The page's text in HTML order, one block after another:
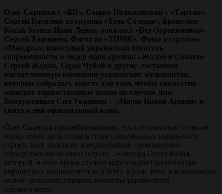
Олег Скрипка с «ВВ», Сашко Положинский с «Тартак»,
Сергей Василюк из группы «Тень Солнца», фронтмен
Kozak System Иван Леньо, вокалист «Без Ограничений»
Сергей Танчинец, Фагот из «ТНМК», Фома из группы
«Мандры», известный украинский писатель
современности и лидер панк-группы «Жадан и Собаки»
Сергей Жадан, Тарас Чубай и другие. составили
впечатляющую компании украинских музыкантов,
которые собралась вместе для того, чтобы совместно
записать торжественную песню по случаю Дня
Вооруженных Сил Украины – «Марш Новой Армии» и
снять к ней официальный клип.
Олег Скрипка проинформировал, что исполнители ставили
перед собой цель создать гимн современных украинских
героев, взяв за основу и видоизменив произведение
«Зродились ми великої години…» автора Олеся Бабия,
который в свое время служил маршем для Организации
украинских националистов (ОУН). Кроме того, в композиции
можно услышать отрывок молитвы украинского
националиста.